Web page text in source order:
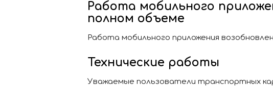
Работа мобильного
полном объеме
Работа мобильного приложения
Технические работы
Уважаемые пользователи транспортных